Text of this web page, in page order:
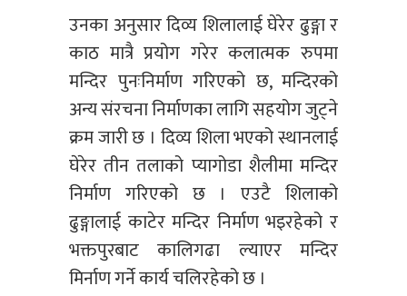
उनका अनुसार दिव्य शिलालाई घेरेर ढुङ्गा र
काठ मात्रै प्रयोग गरेर कलात्मक रुपमा
मन्दिर पुनःनिर्माण गरिएको छ, मन्दिरको
अन्य संरचना निर्माणका लागि सहयोग जुट्ने
क्रम जारी छ । दिव्य शिला भएको स्थानलाई
घेरेर तीन तलाको प्यागोडा शैलीमा मन्दिर
निर्माण गरिएको छ । एउटै शिलाको
ढुङ्गालाई काटेर मन्दिर निर्माण भइरहेको र
भक्तपुरबाट कालिगढा ल्याएर मन्दिर
मिर्नाण गर्ने कार्य चलिरहेको छ ।